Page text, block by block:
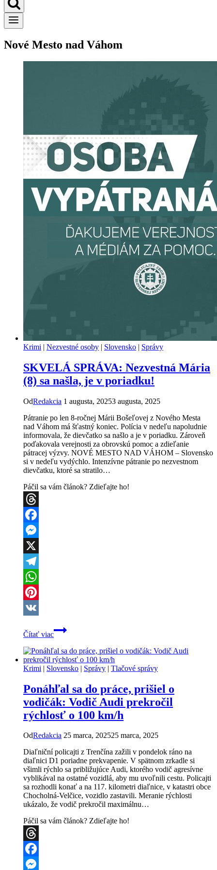
Nové Mesto nad Váhom
Krimi | Nezvestné osoby | Slovensko | Správy
SKVELÁ SPRÁVA: Nezvestná Mária
(8) sa našla, je v poriadku!
OdRedakcia 1 augusta, 20253 augusta, 2025
Pátranie po len 8-ročnej Márii Bošeľovej z Nového Mesta
nad Váhom má šťastný koniec. Polícia v nedeľu napoludnie
informovala, že dievčatko sa našlo a je v poriadku. Zároveň
poďakovala verejnosti za obrovskú pomoc a zdieľanie
pátracej výzvy. NOVÉ MESTO NAD VÁHOM – Slovensko
si v nedeľu vydýchlo. Intenzívne pátranie po nezvestnom
dievčatku, ktoré sa stratilo…
Páčil sa vám článok? Zdieľajte ho!
Threads
Facebook
Messenger
X
Telegram
WhatsApp
Pinterest
Čítať viac
SKVELÁ
SPRÁVA:
Mária
(8)
sa
je
v
poriadku!
Krimi | Slovensko | Správy | Tlačové správy
Ponáhľal sa do práce, prišiel o
vodičák: Vodič Audi prekročil
rýchlosť o 100 km/h
OdRedakcia 25 marca, 202525 marca, 2025
Diaľniční policajti z Trenčína zažili v pondelok ráno na
diaľnici D1 poriadne prekvapenie. V spätnom zrkadle si
všimli rýchlo sa približujúce Audi, ktorého vodič agresívne
vyblikával na ostatné vozidlá, aby mu uvoľnili cestu. Policajti
sa rozhodli konať a na 117. kilometri diaľnice, v katastri obce
Chocholná-Velčice, vozidlo zastavili. Meranie rýchlosti
ukázalo, že vodič prekročil maximálnu…
Páčil sa vám článok? Zdieľajte ho!
Threads
Facebook